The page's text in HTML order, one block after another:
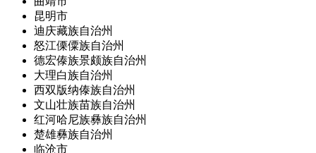
昆明市
迪庆藏族自治州
怒江傈僳族自治州
德宏傣族景颇族自治州
大理白族自治州
西双版纳傣族自治州
文山壮族苗族自治州
红河哈尼族彝族自治州
楚雄彝族自治州
临沧市